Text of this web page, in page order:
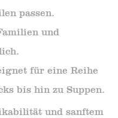
passen.
und
für eine Reihe
bis hin zu Suppen.
und sanftem